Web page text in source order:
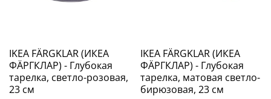
IKEA FÄRGKLAR (ИКЕА
ФÄРГКЛАР) - Глубокая
тарелка, светло-розовая,
23 см
IKEA FÄRGKLAR (ИКЕА
ФÄРГКЛАР) - Глубокая
тарелка, матовая светло-
бирюзовая, 23 см